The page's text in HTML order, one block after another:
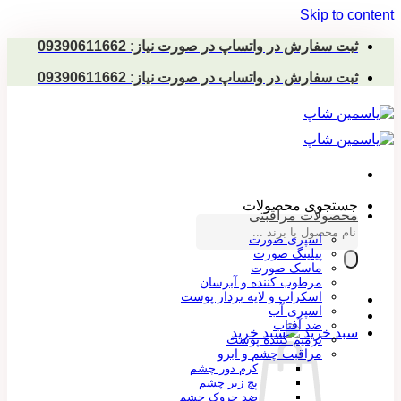
Skip to content
ثبت سفارش در واتساپ در صورت نیاز: 09390611662
ثبت سفارش در واتساپ در صورت نیاز: 09390611662
جستجوی محصولات
سبد خرید
محصولات مراقبتی
اسپری صورت
پیلینگ صورت
ماسک صورت
مرطوب کننده و آبرسان
اسکراب و لایه بردار پوست
اسپری آب
ضد آفتاب
ترمیم کننده پوست
مراقبت چشم و ابرو
کرم دور چشم
پچ زیر چشم
ضد چروک چشم